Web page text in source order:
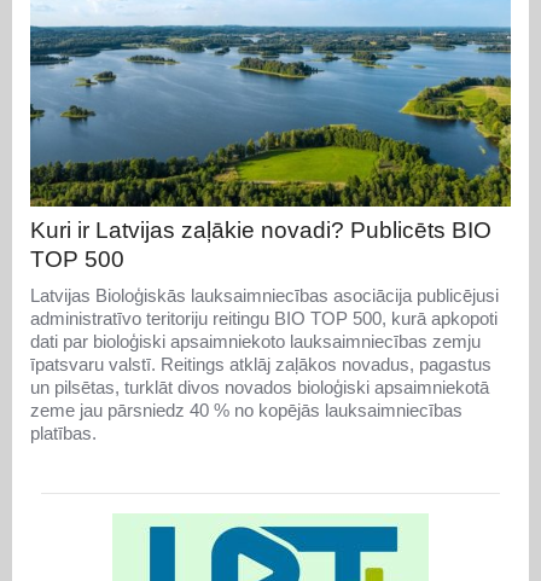
Kuri ir Latvijas zaļākie novadi? Publicēts BIO
TOP 500
Latvijas Bioloģiskās lauksaimniecības asociācija publicējusi
administratīvo teritoriju reitingu BIO TOP 500, kurā apkopoti
dati par bioloģiski apsaimniekoto lauksaimniecības zemju
īpatsvaru valstī. Reitings atklāj zaļākos novadus, pagastus
un pilsētas, turklāt divos novados bioloģiski apsaimniekotā
zeme jau pārsniedz 40 % no kopējās lauksaimniecības
platības.